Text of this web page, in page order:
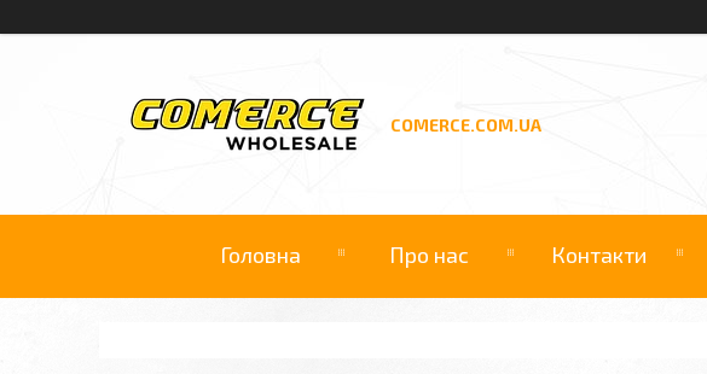
COMERCE.COM.UA
Головна Про нас Контакти